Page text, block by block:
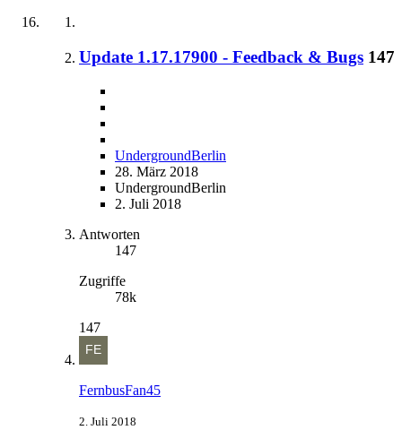
Update 1.17.17900 - Feedback & Bugs 147
UndergroundBerlin
28. März 2018
UndergroundBerlin
2. Juli 2018
Antworten
147
Zugriffe
78k
147
FernbusFan45
2. Juli 2018